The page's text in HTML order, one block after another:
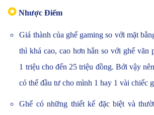
✪ Nhược Điểm
Giá thành của ghế gaming so với mặt
thì khá cao, cao hơn hẳn so với ghế văn
1 triệu cho đến 25 triệu đồng. Bởi vậy
có thể đầu tư cho mình 1 hay 1 vài chiếc
Ghế có những thiết kế đặc biệt và